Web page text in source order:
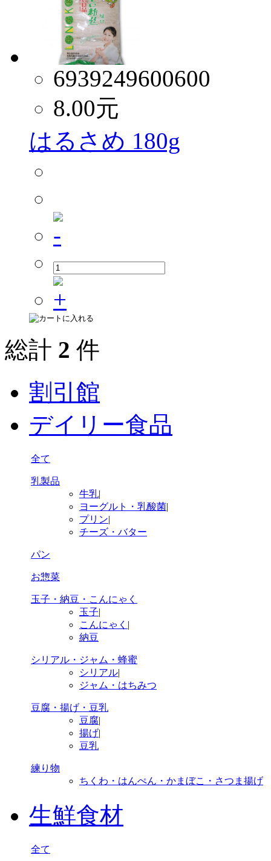
6939249600600
8.00元
はるさめ 180g
総計 2 件
割引館
デイリー食品
全て
乳製品
牛乳|
ヨーグルト・乳酸菌|
プリン|
チーズ・バター
パン
お惣菜
玉子・納豆・こんにゃく
玉子|
こんにゃく |
納豆
シリアル・ジャム・蜂蜜
シリアル|
ジャム・はちみつ
豆腐・揚げ・豆乳
豆腐|
揚げ|
豆乳
練り物
ちくわ・はんぺん・かまぼこ・さつま揚げ
生鮮食材
全て